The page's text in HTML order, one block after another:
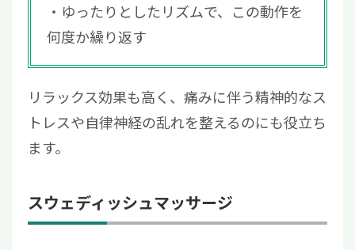
ゆったりとしたリズムで、この動作を
何度か繰り返す
リラックス効果も高く、痛みに伴う精神的なス
トレスや自律神経の乱れを整えるのにも役立ち
ます。
スウェディッシュマッサージ